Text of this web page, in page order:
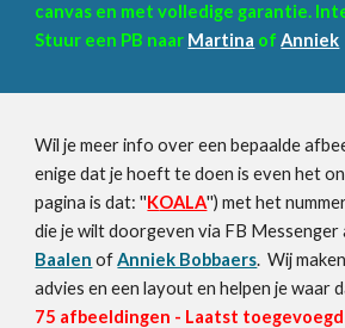
canvas en met volledige garantie.
Stuur een PB naar Martina ofAnniek
Wil je meer info over een bepaalde
enige dat je hoeft te doen is even het
pagina is dat: ''KOALA'') met het
die je wilt doorgeven via FB Messenger
Baalen ofAnniek Bobbaers. Wij
advies en een layout en helpen je waar
75 afbeeldingen - Laatst toegevoegd